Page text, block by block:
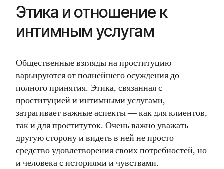
Этика и отношение к
интимным услугам
Общественные взгляды на проституцию
варьируются от полнейшего осуждения до
полного принятия. Этика, связанная с
проституцией и интимными услугами,
затрагивает важные аспекты — как для клиентов,
так и для проституток. Очень важно уважать
другую сторону и видеть в ней не просто
средство удовлетворения своих потребностей, но
и человека с историями и чувствами.